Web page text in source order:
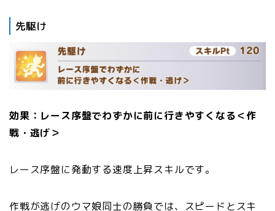
先駆け
効果：レース序盤でわずかに前に行きやすくなる＜作
戦・逃げ＞
レース序盤に発動する速度上昇スキルです。
作戦が逃げのウマ娘同士の勝負では、スピードとスキ